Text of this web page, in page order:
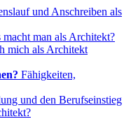
und Anschreiben als
macht man als Architekt?
mich als Architekt
Fähigkeiten,
und den Berufseinstieg